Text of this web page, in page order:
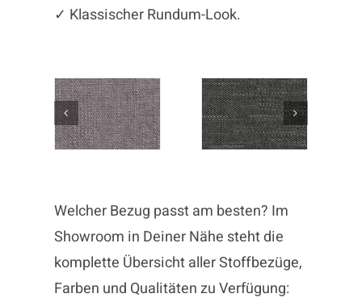
✓ Klassischer Rundum-Look.
Welcher Bezug passt am besten? Im
Showroom in Deiner Nähe steht die
komplette Übersicht aller Stoffbezüge,
Farben und Qualitäten zu Verfügung: